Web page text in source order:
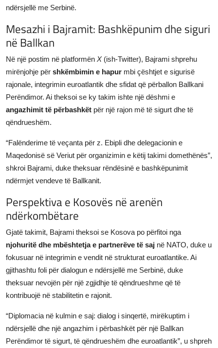
ndërsjellë me Serbinë.
Mesazhi i Bajramit: Bashkëpunim dhe siguri
në Ballkan
Në një postim në platformën X(ish-Twitter), Bajrami shprehu
mirënjohje për shkëmbimin e hapur mbi çështjet e sigurisë
rajonale, integrimin euroatlantik dhe sfidat që përballon Ballkani
Perëndimor. Ai theksoi se ky takim ishte një dëshmi e
angazhimit të përbashkët për një rajon më të sigurt dhe të
qëndrueshëm.
“Falënderime të veçanta për z. Ebipli dhe delegacionin e
Maqedonisë së Veriut për organizimin e këtij takimi domethënës”,
shkroi Bajrami, duke theksuar rëndësinë e bashkëpunimit
ndërmjet vendeve të Ballkanit.
Perspektiva e Kosovës në arenën
ndërkombëtare
Gjatë takimit, Bajrami theksoi se Kosova po përfitoi nga
njohuritë dhe mbështetja e partnerëve të saj në NATO, duke u
fokusuar në integrimin e vendit në strukturat euroatlantike. Ai
gjithashtu foli për dialogun e ndërsjellë me Serbinë, duke
theksuar nevojën për një zgjidhje të qëndrueshme që të
kontribuojë në stabilitetin e rajonit.
“Diplomacia në kulmin e saj: dialog i sinqertë, mirëkuptim i
ndërsjellë dhe një angazhim i përbashkët për një Ballkan
Perëndimor të sigurt, të qëndrueshëm dhe euroatlantik”, u shpreh